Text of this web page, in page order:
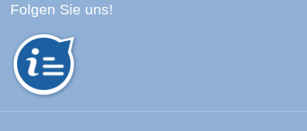
Folgen Sie uns!